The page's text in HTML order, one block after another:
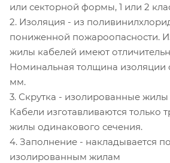
или секторной формы, 1 или 2
2. Изоляция - из
пониженной пожароопасности.
жилы кабелей имеют
Номинальная толщина изоляции
мм.
3. Скрутка - изолированные
Кабели изготавливаются только
жилы одинакового сечения.
4. Заполнение - накладывается
изолированным жилам